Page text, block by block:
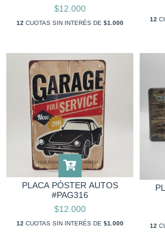
$12.000
12 CUOTAS SIN INTERÉS DE $1.000
12
PLACA PÓSTER AUTOS
#PAG316
$12.000
12CUOTAS SIN INTERÉS DE $1.000 12